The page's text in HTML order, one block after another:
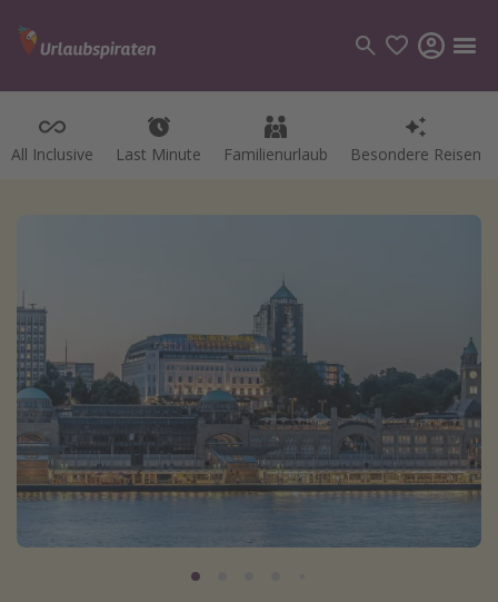
All Inclusive Last Minute Familienurlaub Besondere Reisen
Kategorien
Kreuzfahrten
Reiseziele
Alle Reiseziele
Bodensee Urlaub
Gozo Urlaub